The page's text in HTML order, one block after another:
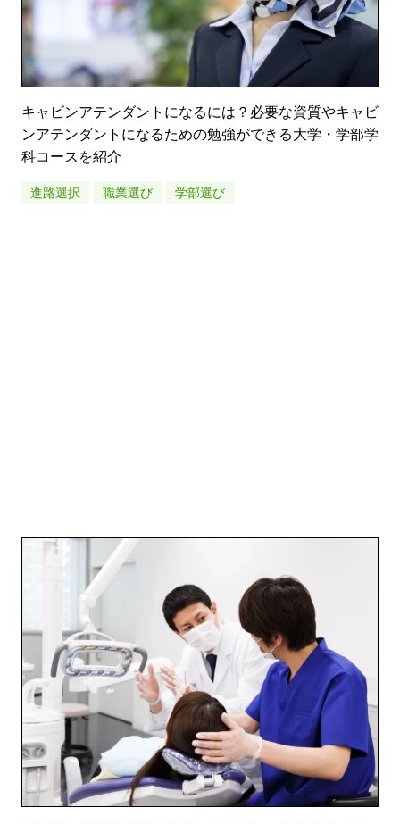
キャビンアテンダントになるには？必要な資質やキャビ
ンアテンダントになるための勉強ができる大学・学部学
科コースを紹介
進路選択 職業選び 学部選び